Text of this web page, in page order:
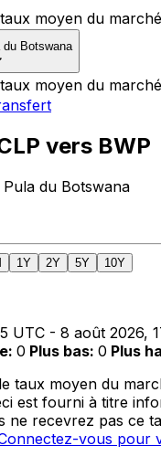
moyen du marché
du Botswana
moyen du marché
vers BWP
du Botswana
1Y 2Y 5Y 10Y
UTC - 8 août 2026,
: 0 Plus bas: 0 Plus
taux moyen du
est fourni à titre
ne recevrez pas ce
vous pour